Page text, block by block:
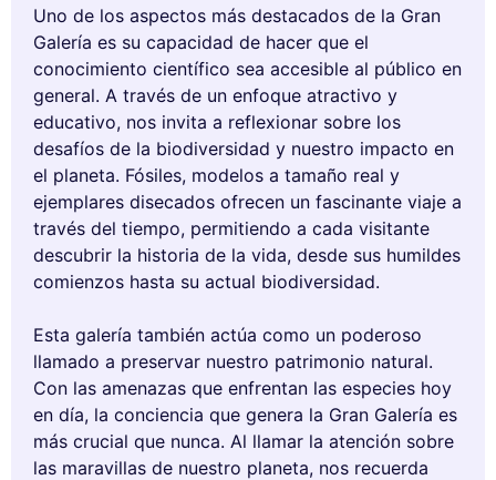
Uno de los aspectos más destacados de la Gran
Galería es su capacidad de hacer que el
conocimiento científico sea accesible al público en
general. A través de un enfoque atractivo y
educativo, nos invita a reflexionar sobre los
desafíos de la biodiversidad y nuestro impacto en
el planeta. Fósiles, modelos a tamaño real y
ejemplares disecados ofrecen un fascinante viaje a
través del tiempo, permitiendo a cada visitante
descubrir la historia de la vida, desde sus humildes
comienzos hasta su actual biodiversidad.
Esta galería también actúa como un poderoso
llamado a preservar nuestro patrimonio natural.
Con las amenazas que enfrentan las especies hoy
en día, la conciencia que genera la Gran Galería es
más crucial que nunca. Al llamar la atención sobre
las maravillas de nuestro planeta, nos recuerda